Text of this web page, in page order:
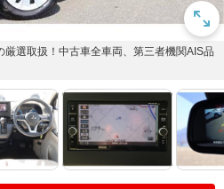
選取扱！中古車全車両、第三者機関AIS品